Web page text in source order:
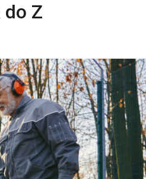
Z